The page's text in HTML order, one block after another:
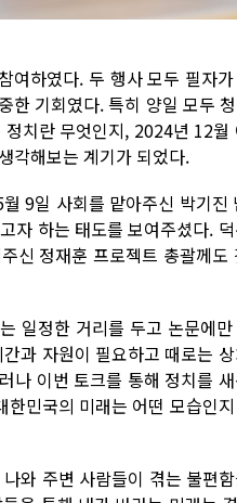
하였다. 두 행사 모두 필자
기회였다. 특히 양일 모두
치란 무엇인지, 2024년 12월
각해보는 계기가 되었다.
9일 사회를 맡아주신 박기
자 하는 태도를 보여주셨다.
신 정재훈 프로젝트 총괄께
일정한 거리를 두고 논문에
과 자원이 필요하고 때로는
나 이번 토크를 통해 정치를
민국의 미래는 어떤 모습인
와 주변 사람들이 겪는 불편